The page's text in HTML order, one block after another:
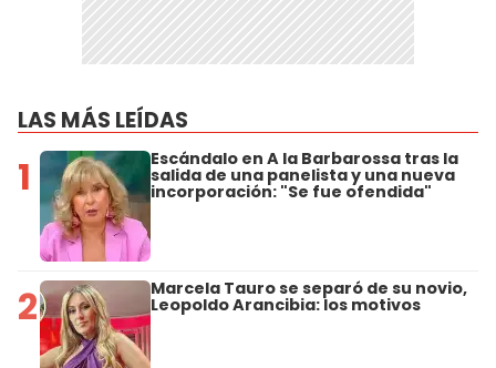
LAS MÁS LEÍDAS
1 Escándalo en A la Barbarossa tras la
salida de una panelista y una nueva
incorporación: "Se fue ofendida"
2 Marcela Tauro se separó de su novio,
Leopoldo Arancibia: los motivos